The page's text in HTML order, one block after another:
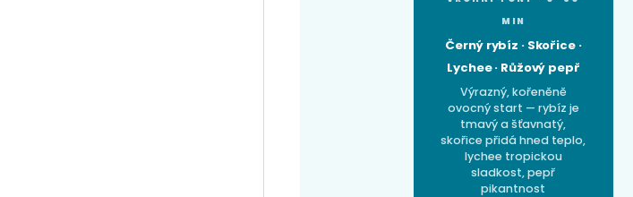
MIN
Černý rybíz · Skořice ·
Lychee · Růžový pepř
Výrazný, kořeněně
ovocný start — rybíz je
tmavý a šťavnatý,
skořice přidá hned teplo,
lychee tropickou
sladkost, pepř
pikantnost